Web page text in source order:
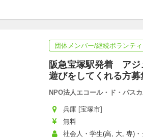
団体メンバー/継続ボランテ
阪急宝塚駅発着 アジ
遊びをしてくれる方募
NPO法人エコール・ド・パス
兵庫 [宝塚市]
無料
社会人・学生(高, 大, 専)